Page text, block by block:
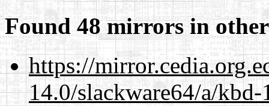
Found 48 mirrors in
https://
14.0/slackware64/a/